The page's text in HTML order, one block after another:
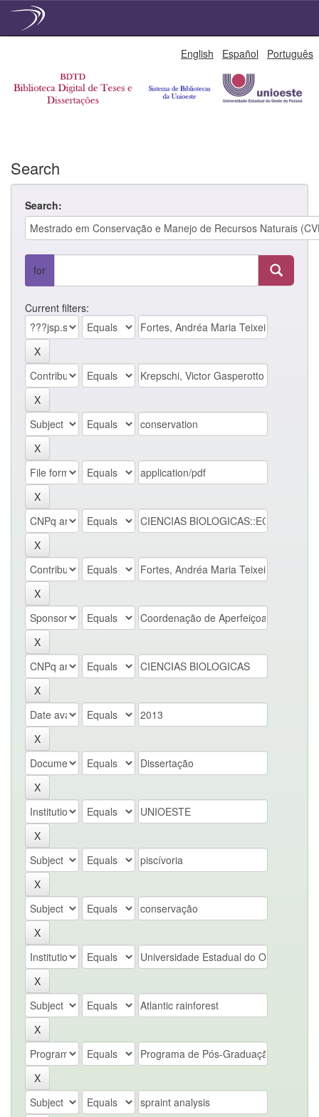
English Español Português
Search
Search:
for
Current filters: